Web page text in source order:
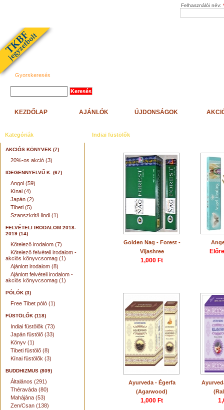
Felhasználói név:
Gyorskeresés
KEZDŐLAP AJÁNLÓK ÚJDONSÁGOK
Kategóriák
AKCIÓS KÖNYVEK (7)
20%-os akció (3)
IDEGENNYELVŰ K. (67)
Angol (59)
Kínai (4)
Japán (2)
Tibeti (5)
Szanszkrit/Hindi (1)
FELVÉTELI IRODALOM 2018-
2019 (14)
Kötelező irodalom (7)
Kötelező felvételi irodalom -
akciós könyvcsomag (1)
Ajánlott irodalom (8)
Ajánlott felvételi irodalom -
akciós könyvcsomag (1)
PÓLÓK (3)
Free Tibet póló (1)
FÜSTÖLŐK (118)
Indiai füstölők (73)
Japán füstölő (33)
Könyv (1)
Tibeti füstölő (8)
Kínai füstölők (3)
BUDDHIZMUS (809)
Általános (291)
Théraváda (80)
Mahájána (53)
Zen/Csan (138)
Indiai füstölők
Golden Nag - Forest -
Vijashree
1,000 Ft
Ayurveda - Égerfa
(Agarwood)
1,000 Ft